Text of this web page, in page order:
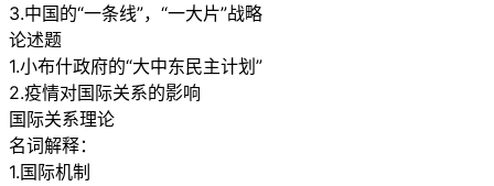
3.中国的“一条线”，“一大片”战略
论述题
1.小布什政府的“大中东民主计划”
2.疫情对国际关系的影响
国际关系理论
名词解释：
1.国际机制